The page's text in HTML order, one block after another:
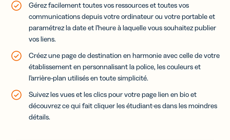
Gérez facilement toutes vos ressources et toutes vos
communications depuis votre ordinateur ou votre portable et
paramétrez la date et l’heure à laquelle vous souhaitez publier
vos liens.
Créez une page de destination en harmonie avec celle de votre
établissement en personnalisant la police, les couleurs et
l’arrière-plan utilisés en toute simplicité.
Suivez les vues et les clics pour votre page lien en bio et
découvrez ce qui fait cliquer les étudiant·es dans les moindres
détails.